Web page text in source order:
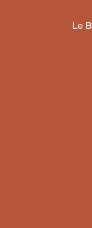
Le